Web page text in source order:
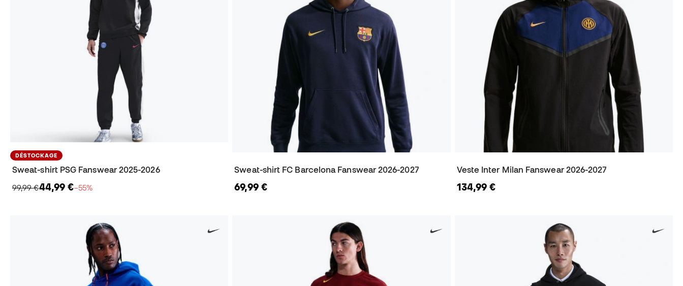
DÉSTOCKAGE
Sweat-shirt PSG Fanswear 2025-2026
99,99 €44,99 €−55%
Sweat-shirt FC Barcelona Fanswear 2026-2027
69,99 €
Veste Inter Milan Fanswear 2026-2027
134,99 €